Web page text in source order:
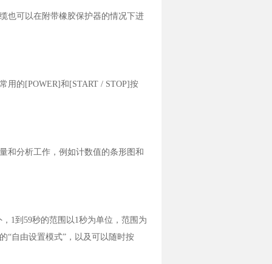
也可以在附带橡胶保护器的情况下进
用的[POWER]和[START / STOP]按
和分析工作，例如计数值的条形图和
1到59秒的范围以1秒为单位，范围为
“自由设置模式”，以及可以随时按